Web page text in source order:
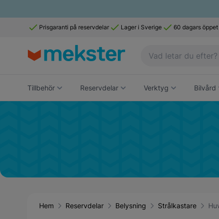
Prisgaranti på reservdelar Lager i Sverige 60 dagars
Tillbehör Reservdelar Verktyg Bilvård
Hem Reservdelar Belysning Strålkastare